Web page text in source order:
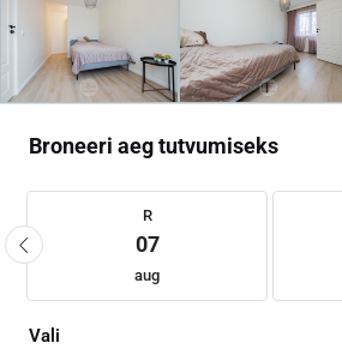
Broneeri aeg tutvumiseks
R
07
aug
Vali